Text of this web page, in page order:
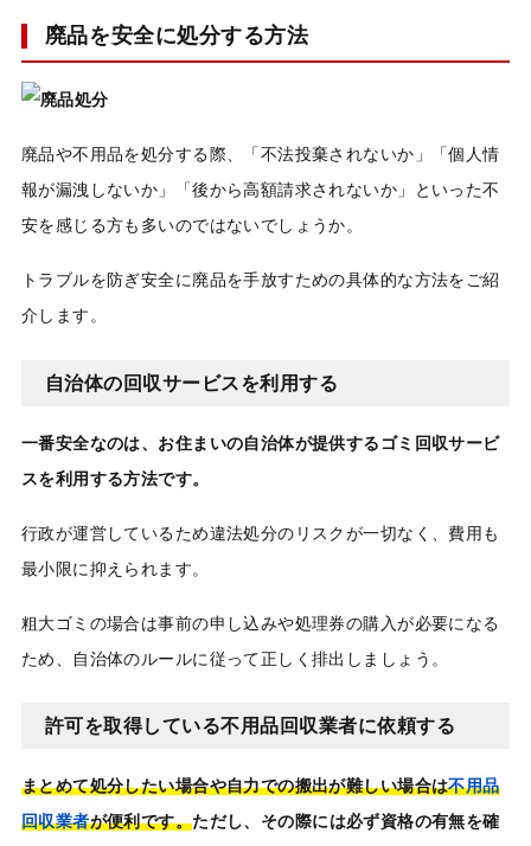
廃品を安全に処分する方法
廃品や不用品を処分する際、「不法投棄されないか」「個人情
報が漏洩しないか」「後から高額請求されないか」といった不
安を感じる方も多いのではないでしょうか。
トラブルを防ぎ安全に廃品を手放すための具体的な方法をご紹
介します。
自治体の回収サービスを利用する
一番安全なのは、お住まいの自治体が提供するゴミ回収サービ
スを利用する方法です。
行政が運営しているため違法処分のリスクが一切なく、費用も
最小限に抑えられます。
粗大ゴミの場合は事前の申し込みや処理券の購入が必要になる
ため、自治体のルールに従って正しく排出しましょう。
許可を取得している不用品回収業者に依頼する
まとめて処分したい場合や自力での搬出が難しい場合は不用品
回収業者が便利です。ただし、その際には必ず資格の有無を確